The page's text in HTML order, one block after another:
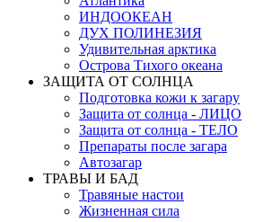
ИНДООКЕАН
ДУХ ПОЛИНЕЗИЯ
Удивительная арктика
Острова Тихого океана
ЗАЩИТА ОТ СОЛНЦА
Подготовка кожи к загару
Защита от солнца - ЛИЦО
Защита от солнца - ТЕЛО
Препараты после загара
Автозагар
ТРАВЫ И БАД
Травяные настои
Жизненная сила